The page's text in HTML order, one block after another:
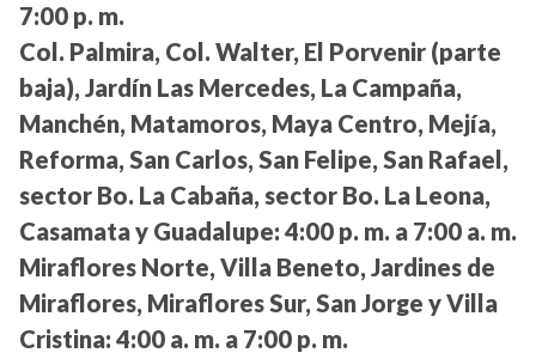
7:00 p. m.
Col. Palmira, Col. Walter, El Porvenir (parte
baja), Jardín Las Mercedes, La Campaña,
Manchén, Matamoros, Maya Centro, Mejía,
Reforma, San Carlos, San Felipe, San Rafael,
sector Bo. La Cabaña, sector Bo. La Leona,
Casamata y Guadalupe: 4:00 p. m. a 7:00 a. m.
Miraflores Norte, Villa Beneto, Jardines de
Miraflores, Miraflores Sur, San Jorge y Villa
Cristina: 4:00 a. m. a 7:00 p. m.